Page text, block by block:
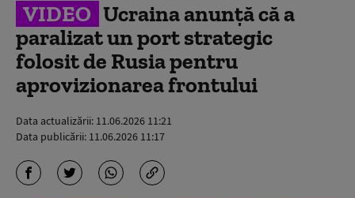
VIDEO Ucraina anunță că a
paralizat un port strategic
folosit de Rusia pentru
aprovizionarea frontului
Data actualizării: 11.06.2026 11:21
Data publicării: 11.06.2026 11:17